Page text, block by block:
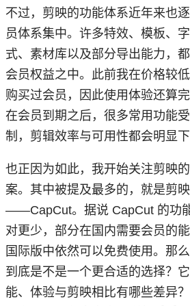
不过，剪映的功能体系近年来也
员体系集中。许多特效、模板、
式、素材库以及部分导出能力，
会员权益之中。此前我在价格较
购买过会员，因此使用体验还算
在会员到期之后，很多常用功能
制，剪辑效率与可用性都会明显下
也正因为如此，我开始关注剪映
案。其中被提及最多的，就是剪
——CapCut。据说 CapCut 的功
对更少，部分在国内需要会员的
国际版中依然可以免费使用。那
到底是不是一个更合适的选择？
能、体验与剪映相比有哪些差异